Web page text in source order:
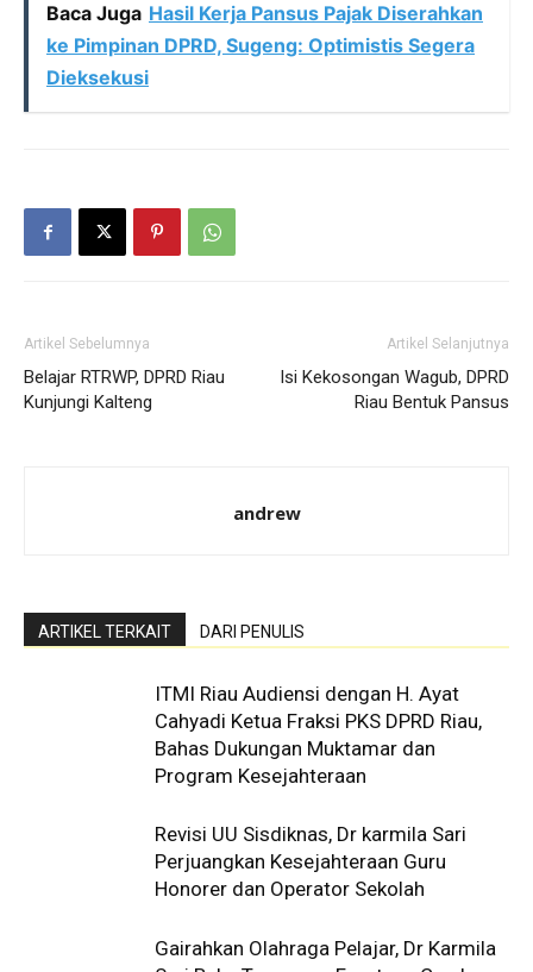
Baca Juga Hasil Kerja Pansus Pajak Diserahkan
ke Pimpinan DPRD, Sugeng: Optimistis Segera
Dieksekusi
Artikel Sebelumnya
Belajar RTRWP, DPRD Riau
Kunjungi Kalteng
Artikel Selanjutnya
Isi Kekosongan Wagub, DPRD
Riau Bentuk Pansus
andrew
ARTIKEL TERKAIT DARI PENULIS
ITMI Riau Audiensi dengan H. Ayat
Cahyadi Ketua Fraksi PKS DPRD Riau,
Bahas Dukungan Muktamar dan
Program Kesejahteraan
Revisi UU Sisdiknas, Dr karmila Sari
Perjuangkan Kesejahteraan Guru
Honorer dan Operator Sekolah
Gairahkan Olahraga Pelajar, Dr Karmila